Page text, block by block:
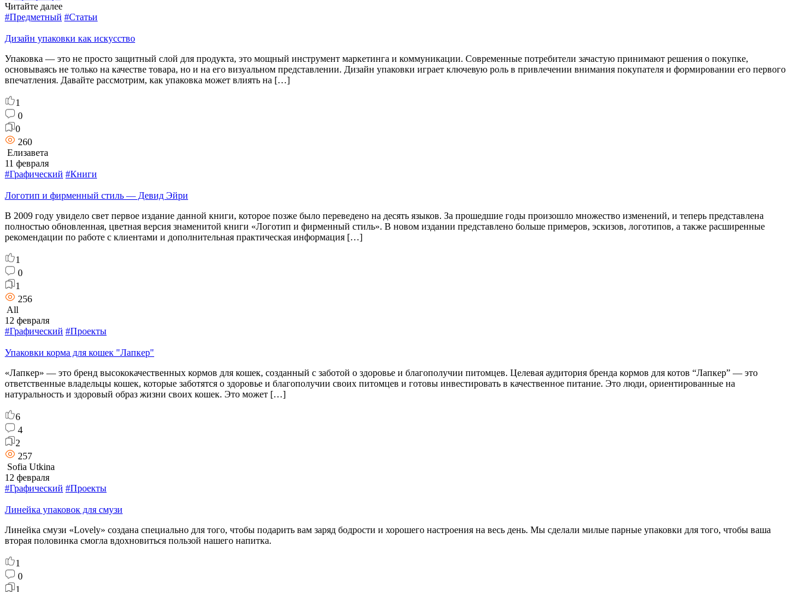
Читайте далее
#Предметный #Статьи
Дизайн упаковки как искусство
Упаковка — это не просто защитный слой для продукта, это мощный инструмент маркетинга и коммуникации. Современные потребители зачастую принимают решения о покупке,
основываясь не только на качестве товара, но и на его визуальном представлении. Дизайн упаковки играет ключевую роль в привлечении внимания покупателя и формировании его первого
впечатления. Давайте рассмотрим, как упаковка может влиять на […]
1
0
0
260
Елизавета
11 февраля
#Графический #Книги
Логотип и фирменный стиль — Девид Эйри
В 2009 году увидело свет первое издание данной книги, которое позже было переведено на десять языков. За прошедшие годы произошло множество изменений, и теперь представлена
полностью обновленная, цветная версия знаменитой книги «Логотип и фирменный стиль». В новом издании представлено больше примеров, эскизов, логотипов, а также расширенные
рекомендации по работе с клиентами и дополнительная практическая информация […]
1
0
1
256
All
12 февраля
#Графический #Проекты
Упаковки корма для кошек "Лапкер"
«Лапкер» — это бренд высококачественных кормов для кошек, созданный с заботой о здоровье и благополучии питомцев. Целевая аудитория бренда кормов для котов “Лапкер” — это
ответственные владельцы кошек, которые заботятся о здоровье и благополучии своих питомцев и готовы инвестировать в качественное питание. Это люди, ориентированные на
натуральность и здоровый образ жизни своих кошек. Это может […]
6
4
2
257
Sofia Utkina
12 февраля
#Графический #Проекты
Линейка упаковок для смузи
Линейка смузи «Lovely» создана специально для того, чтобы подарить вам заряд бодрости и хорошего настроения на весь день. Мы сделали милые парные упаковки для того, чтобы ваша
вторая половинка смогла вдохновиться пользой нашего напитка.
1
0
1